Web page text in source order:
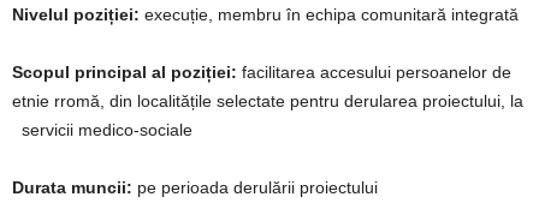
Nivelul poziției: execuție, membru în echipa comunitară integrată
Scopul principal al poziției: facilitarea accesului persoanelor de
etnie rromă, din localitățile selectate pentru derularea proiectului, la
servicii medico-sociale
Durata muncii: pe perioada derulării proiectului